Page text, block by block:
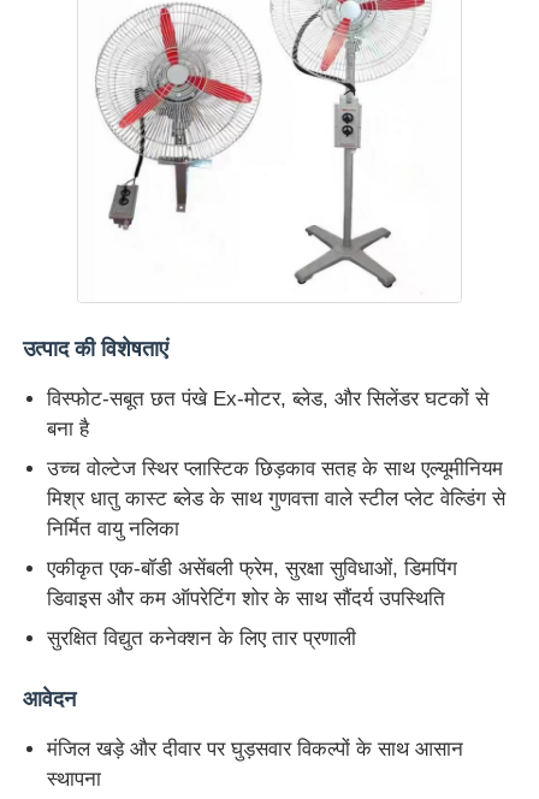
धमाका-प्रूफ बॉक्स
विस्फोट रोधी स्विच
विस्फोट-प्रूफ केबल ग्रंथियां
उत्पाद की विशेषताएं
विस्फोट-सबूत छत पंखे Ex-मोटर, ब्लेड, और सिलेंडर घटकों से
बना है
उच्च वोल्टेज स्थिर प्लास्टिक छिड़काव सतह के साथ एल्यूमीनियम
मिश्र धातु कास्ट ब्लेड के साथ गुणवत्ता वाले स्टील प्लेट वेल्डिंग से
निर्मित वायु नलिका
एकीकृत एक-बॉडी असेंबली फ्रेम, सुरक्षा सुविधाओं, डिमपिंग
डिवाइस और कम ऑपरेटिंग शोर के साथ सौंदर्य उपस्थिति
सुरक्षित विद्युत कनेक्शन के लिए तार प्रणाली
आवेदन
मंजिल खड़े और दीवार पर घुड़सवार विकल्पों के साथ आसान
स्थापना